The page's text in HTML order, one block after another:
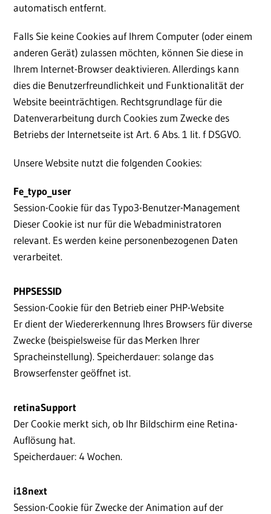
automatisch entfernt.
Falls Sie keine Cookies auf Ihrem Computer (oder einem
anderen Gerät) zulassen möchten, können Sie diese in
Ihrem Internet-Browser deaktivieren. Allerdings kann
dies die Benutzerfreundlichkeit und Funktionalität der
Website beeinträchtigen. Rechtsgrundlage für die
Datenverarbeitung durch Cookies zum Zwecke des
Betriebs der Internetseite ist Art. 6 Abs. 1 lit. f DSGVO.
Unsere Website nutzt die folgenden Cookies:
Fe_typo_user
Session-Cookie für das Typo3-Benutzer-Management
Dieser Cookie ist nur für die Webadministratoren
relevant. Es werden keine personenbezogenen Daten
verarbeitet.
PHPSESSID
Session-Cookie für den Betrieb einer PHP-Website
Er dient der Wiedererkennung Ihres Browsers für diverse
Zwecke (beispielsweise für das Merken Ihrer
Spracheinstellung). Speicherdauer: solange das
Browserfenster geöffnet ist.
retinaSupport
Der Cookie merkt sich, ob Ihr Bildschirm eine Retina-
Auflösung hat.
Speicherdauer: 4 Wochen.
i18next
Session-Cookie für Zwecke der Animation auf der